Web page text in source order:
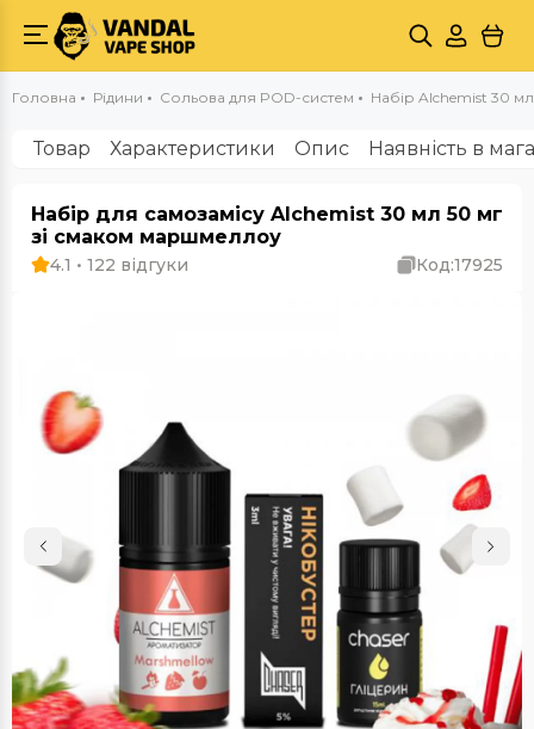
Головна Рідини Сольова для POD-систем Набір Alchemist 30
Товар Характеристики Опис Наявність в
Набір для самозамісу Alchemist 30 мл 50 мг
зі смаком маршмеллоу
4.1 • 122 відгуки Код:17925